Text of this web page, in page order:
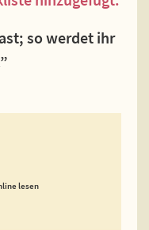
so werdet ihr
lesen